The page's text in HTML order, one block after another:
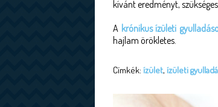
kívánt eredményt,
A krónikus ízületi
hajlam örökletes.
Címkék: ízület, ízületi